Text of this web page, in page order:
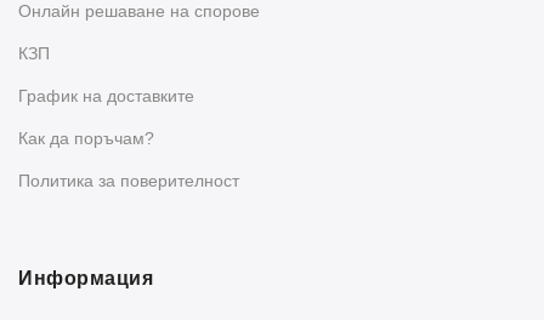
Oнлайн решаване на спорове
КЗП
График на доставките
Как да поръчам?
Политика за поверителност
Информация